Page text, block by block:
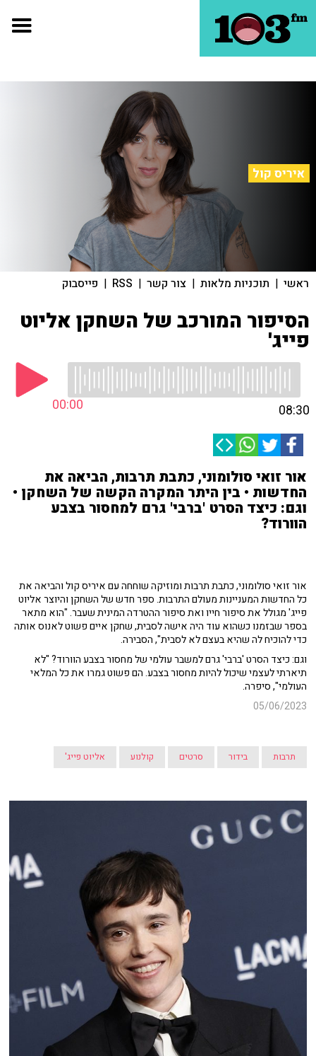
איריס קול
ראשי | תוכניות מלאות | צור קשר |
RSS
| פייסבוק
הסיפור המורכב של השחקן אליוט
פייג'
00:00 08:30
אור זואי סולומוני, כתבת תרבות, הביאה את
החדשות • בין היתר המקרה הקשה של השחקן •
וגם: כיצד הסרט 'ברבי' גרם למחסור בצבע
הוורוד?
אור זואי סולומוני, כתבת תרבות ומוזיקה שוחחה עם איריס קול והביאה את
כל החדשות המעניינות מעולם התרבות. ספר חדש של השחקן והיוצר אליוט
פייג' מגולל את סיפור חייו ואת סיפור ההטרדה המינית שעבר. "הוא מתאר
בספר שבזמנו כשהוא עוד היה אישה לסבית, שחקן איים פשוט לאנוס אותה
כדי להוכיח לה שהיא בעצם לא לסבית", הסבירה.
וגם: כיצד הסרט 'ברבי' גרם למשבר עולמי של מחסור בצבע הוורוד? "לא
תיארתי לעצמי שיכול להיות מחסור בצבע. הם פשוט גמרו את כל המלאי
העולמי", סיפרה.
05/06/2023
תרבות בידור סרטים קולנוע אליוט פייג'